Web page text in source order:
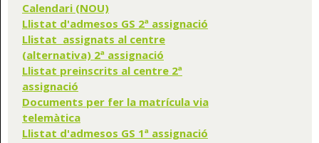
Calendari (NOU)
Llistat d'admesos GS 2ª assignació
Llistat assignats al centre
(alternativa) 2ª assignació
Llistat preinscrits al centre 2ª
assignació
Documents per fer la matrícula via
telemàtica
Llistat d'admesos GS 1ª assignació